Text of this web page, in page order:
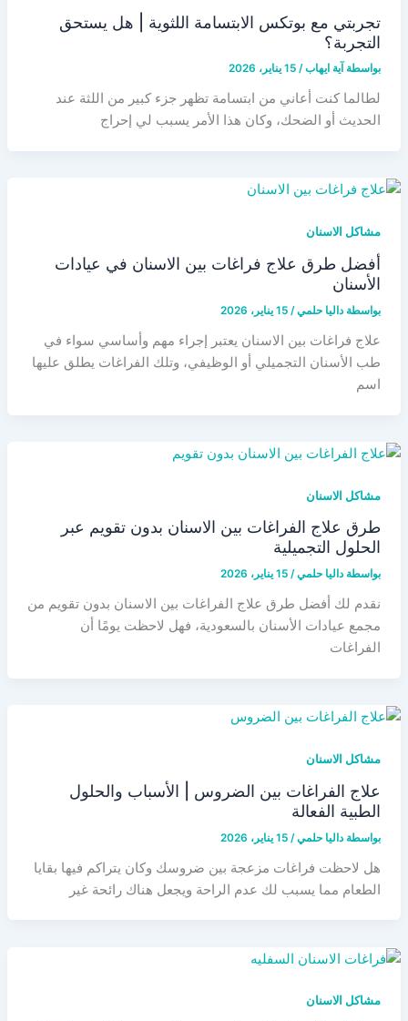
تجربتي مع بوتكس الابتسامة اللثوية | هل يستحق
التجربة؟
بواسطة آية ايهاب/ 15 يناير، 2026
لطالما كنت أعاني من ابتسامة تظهر جزء كبير من اللثة عند
الحديث أو الضحك، وكان هذا الأمر يسبب لي إحراج
مشاكل الاسنان
أفضل طرق علاج فراغات بين الاسنان في عيادات
الأسنان
بواسطة داليا حلمي/ 15 يناير، 2026
علاج فراغات بين الاسنان يعتبر إجراء مهم وأساسي سواء في
طب الأسنان التجميلي أو الوظيفي، وتلك الفراغات يطلق عليها
اسم
مشاكل الاسنان
طرق علاج الفراغات بين الاسنان بدون تقويم عبر
الحلول التجميلية
بواسطة داليا حلمي/ 15 يناير، 2026
نقدم لك أفضل طرق علاج الفراغات بين الاسنان بدون تقويم من
مجمع عيادات الأسنان بالسعودية، فهل لاحظت يومًا أن
الفراغات
مشاكل الاسنان
علاج الفراغات بين الضروس | الأسباب والحلول
الطبية الفعالة
بواسطة داليا حلمي/ 15 يناير، 2026
هل لاحظت فراغات مزعجة بين ضروسك وكان يتراكم فيها بقايا
الطعام مما يسبب لك عدم الراحة ويجعل هناك رائحة غير
مشاكل الاسنان